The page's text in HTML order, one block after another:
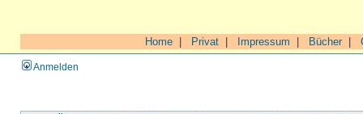
Home Privat Impressum Bücher|
Anmelden